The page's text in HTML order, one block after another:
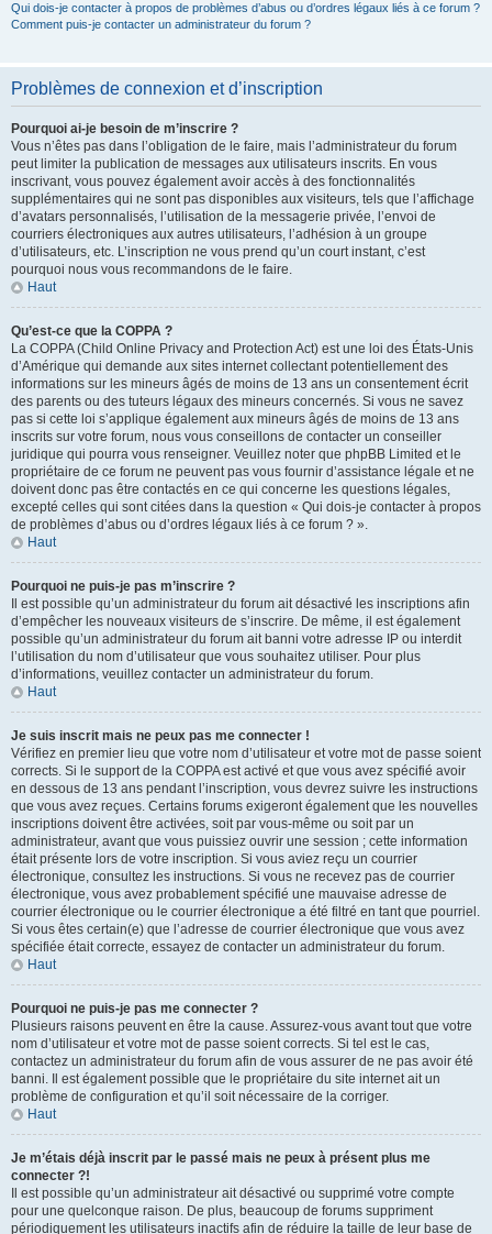
Qui dois-je contacter à propos de problèmes d’abus ou d’ordres légaux liés à ce forum ?
Comment puis-je contacter un administrateur du forum ?
Problèmes de connexion et d’inscription
Pourquoi ai-je besoin de m’inscrire ?
Vous n’êtes pas dans l’obligation de le faire, mais l’administrateur du forum
peut limiter la publication de messages aux utilisateurs inscrits. En vous
inscrivant, vous pouvez également avoir accès à des fonctionnalités
supplémentaires qui ne sont pas disponibles aux visiteurs, tels que l’affichage
d’avatars personnalisés, l’utilisation de la messagerie privée, l’envoi de
courriers électroniques aux autres utilisateurs, l’adhésion à un groupe
d’utilisateurs, etc. L’inscription ne vous prend qu’un court instant, c’est
pourquoi nous vous recommandons de le faire.
Haut
Qu’est-ce que la COPPA ?
La COPPA (Child Online Privacy and Protection Act) est une loi des États-Unis
d’Amérique qui demande aux sites internet collectant potentiellement des
informations sur les mineurs âgés de moins de 13 ans un consentement écrit
des parents ou des tuteurs légaux des mineurs concernés. Si vous ne savez
pas si cette loi s’applique également aux mineurs âgés de moins de 13 ans
inscrits sur votre forum, nous vous conseillons de contacter un conseiller
juridique qui pourra vous renseigner. Veuillez noter que phpBB Limited et le
propriétaire de ce forum ne peuvent pas vous fournir d’assistance légale et ne
doivent donc pas être contactés en ce qui concerne les questions légales,
excepté celles qui sont citées dans la question « Qui dois-je contacter à propos
de problèmes d’abus ou d’ordres légaux liés à ce forum ? ».
Haut
Pourquoi ne puis-je pas m’inscrire ?
Il est possible qu’un administrateur du forum ait désactivé les inscriptions afin
d’empêcher les nouveaux visiteurs de s’inscrire. De même, il est également
possible qu’un administrateur du forum ait banni votre adresse IP ou interdit
l’utilisation du nom d’utilisateur que vous souhaitez utiliser. Pour plus
d’informations, veuillez contacter un administrateur du forum.
Haut
Je suis inscrit mais ne peux pas me connecter !
Vérifiez en premier lieu que votre nom d’utilisateur et votre mot de passe soient
corrects. Si le support de la COPPA est activé et que vous avez spécifié avoir
en dessous de 13 ans pendant l’inscription, vous devrez suivre les instructions
que vous avez reçues. Certains forums exigeront également que les nouvelles
inscriptions doivent être activées, soit par vous-même ou soit par un
administrateur, avant que vous puissiez ouvrir une session ; cette information
était présente lors de votre inscription. Si vous aviez reçu un courrier
électronique, consultez les instructions. Si vous ne recevez pas de courrier
électronique, vous avez probablement spécifié une mauvaise adresse de
courrier électronique ou le courrier électronique a été filtré en tant que pourriel.
Si vous êtes certain(e) que l’adresse de courrier électronique que vous avez
spécifiée était correcte, essayez de contacter un administrateur du forum.
Haut
Pourquoi ne puis-je pas me connecter ?
Plusieurs raisons peuvent en être la cause. Assurez-vous avant tout que votre
nom d’utilisateur et votre mot de passe soient corrects. Si tel est le cas,
contactez un administrateur du forum afin de vous assurer de ne pas avoir été
banni. Il est également possible que le propriétaire du site internet ait un
problème de configuration et qu’il soit nécessaire de la corriger.
Haut
Je m’étais déjà inscrit par le passé mais ne peux à présent plus me
connecter ?!
Il est possible qu’un administrateur ait désactivé ou supprimé votre compte
pour une quelconque raison. De plus, beaucoup de forums suppriment
périodiquement les utilisateurs inactifs afin de réduire la taille de leur base de